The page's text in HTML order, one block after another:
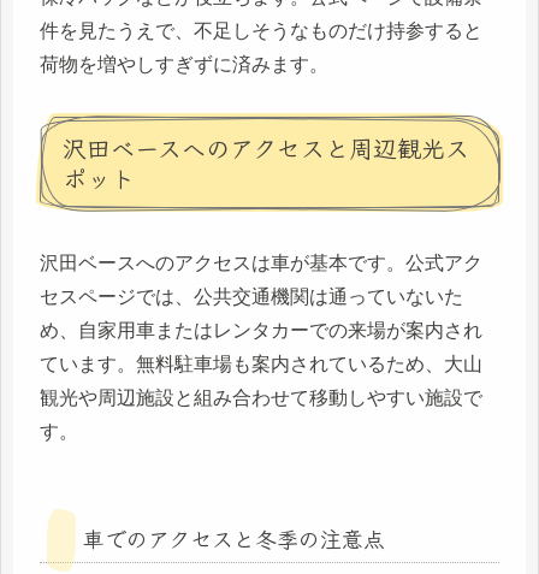
件を見たうえで、不足しそうなものだけ持参すると
荷物を増やしすぎずに済みます。
沢田ベースへのアクセスと周辺観光ス
ポット
沢田ベースへのアクセスは車が基本です。公式アク
セスページでは、公共交通機関は通っていないた
め、自家用車またはレンタカーでの来場が案内され
ています。無料駐車場も案内されているため、大山
観光や周辺施設と組み合わせて移動しやすい施設で
す。
車でのアクセスと冬季の注意点